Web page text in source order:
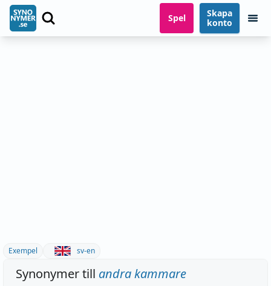
Spel
Skapa
konto
Exempel sv-en
Synonymer till andra kammare